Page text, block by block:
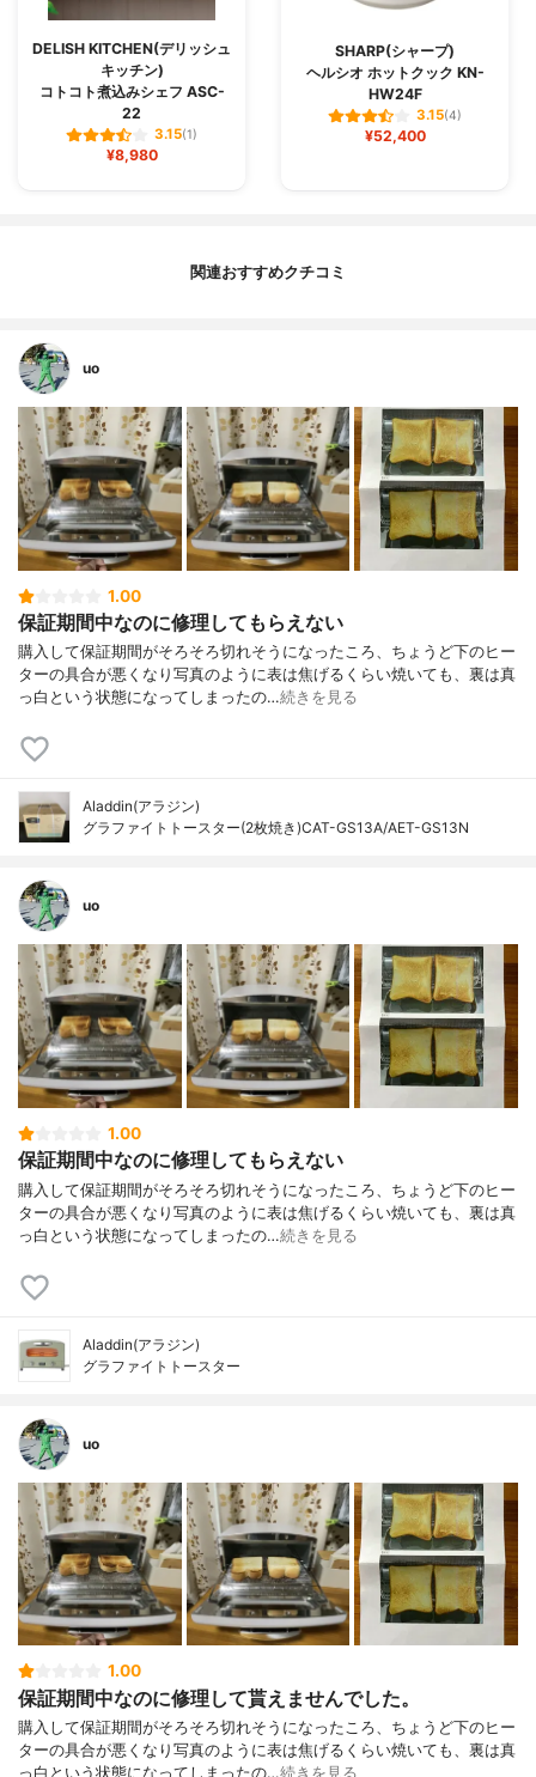
DELISH KITCHEN(デリッシュ
キッチン)
コトコト煮込みシェフ ASC-
22
3.15(1)
¥8,980
SHARP(シャープ)
ヘルシオ ホットクック KN-
HW24F
3.15(4)
¥52,400
関連おすすめクチコミ
uo
1.00
保証期間中なのに修理してもらえない
購入して保証期間がそろそろ切れそうになったころ、ちょうど下のヒー
ターの具合が悪くなり写真のように表は焦げるくらい焼いても、裏は真
っ白という状態になってしまったの…続きを見る
Aladdin(アラジン)
グラファイトトースター(2枚焼き)CAT-GS13A/AET-GS13N
uo
1.00
保証期間中なのに修理してもらえない
購入して保証期間がそろそろ切れそうになったころ、ちょうど下のヒー
ターの具合が悪くなり写真のように表は焦げるくらい焼いても、裏は真
っ白という状態になってしまったの…続きを見る
Aladdin(アラジン)
グラファイトトースター
uo
1.00
保証期間中なのに修理して貰えませんでした。
購入して保証期間がそろそろ切れそうになったころ、ちょうど下のヒー
ターの具合が悪くなり写真のように表は焦げるくらい焼いても、裏は真
っ白という状態になってしまったの…続きを見る